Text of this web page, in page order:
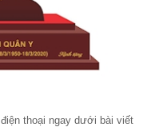
thoại ngay dưới bài viết